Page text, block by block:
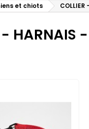
et chiots COLLIER
- HARNAIS -